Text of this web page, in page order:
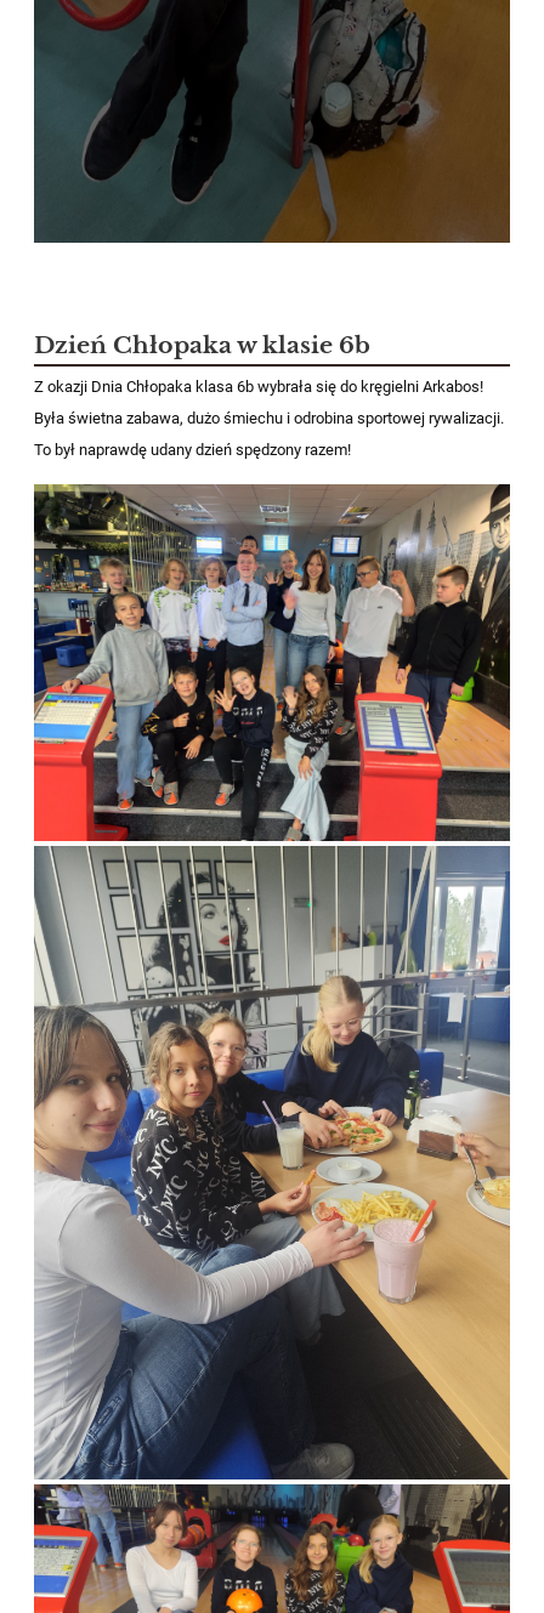
Dzień Chłopaka w klasie 6b
Z okazji Dnia Chłopaka klasa 6b wybrała się do kręgielni Arkabos!
Była świetna zabawa, dużo śmiechu i odrobina sportowej rywalizacji.
To był naprawdę udany dzień spędzony razem!